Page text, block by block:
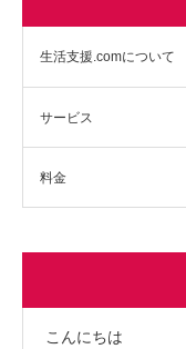
生活支援.comについて
サービス
料金
こんにちは